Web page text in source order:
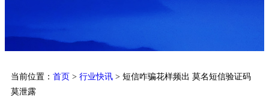
当前位置： 首页 > 行业快讯 > 短信咋骗花样频出 莫名短信验证码
莫泄露